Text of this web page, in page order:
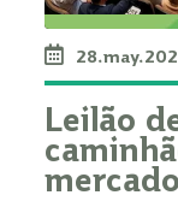
Leilão